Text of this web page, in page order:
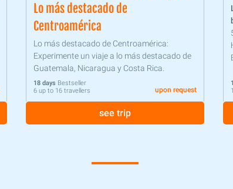
Lo más destacado de
Centroamérica
Lo más destacado de Centroamérica:
Experimente un viaje a lo más destacado de
Guatemala, Nicaragua y Costa Rica.
18 days Bestseller
6 up to 16 travellers
upon request
see trip